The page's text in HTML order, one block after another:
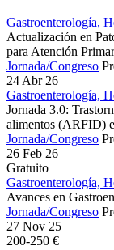
Gastroenterología,
Actualización en
para Atención
Jornada/Congreso
24 Abr 26
Gastroenterología,
Jornada 3.0:
alimentos (ARFID)
Jornada/Congreso
26 Feb 26
Gratuito
Gastroenterología,
Avances en
Jornada/Congreso
27 Nov 25
200-250 €